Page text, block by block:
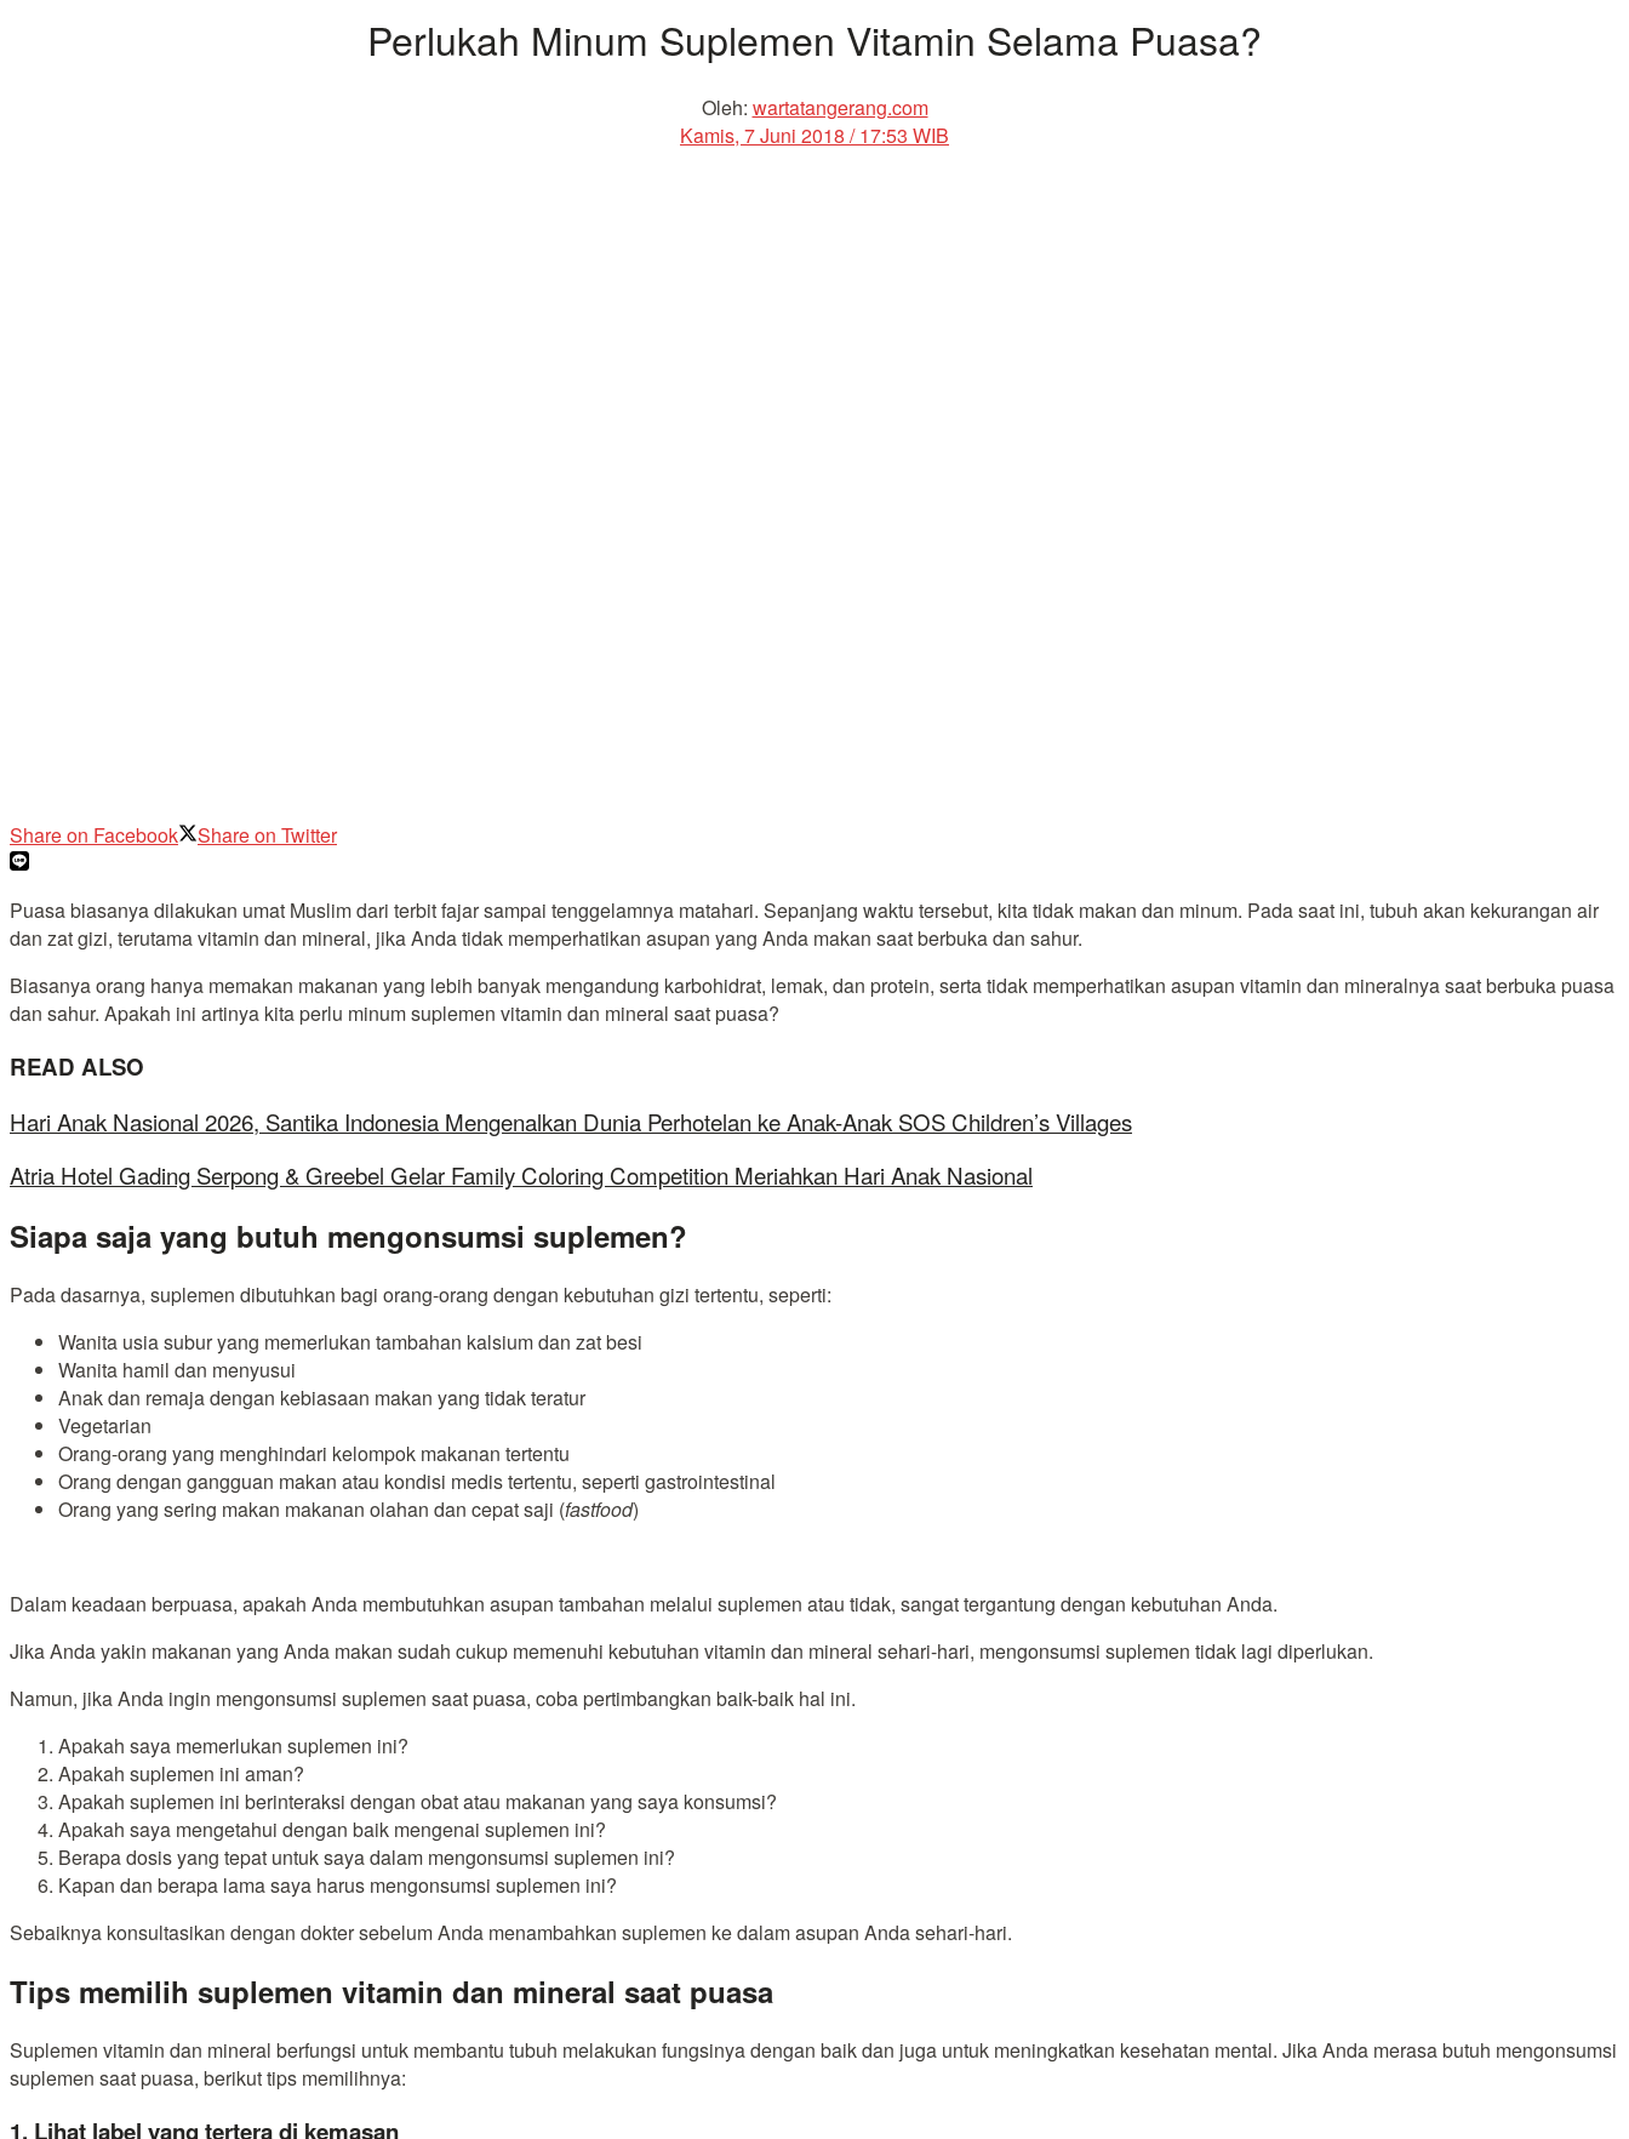
Perlukah Minum Suplemen Vitamin Selama Puasa?
Oleh: wartatangerang.com
Kamis, 7 Juni 2018 / 17:53 WIB
Share on Facebook Share on Twitter
Puasa biasanya dilakukan umat Muslim dari terbit fajar sampai tenggelamnya matahari. Sepanjang waktu tersebut, kita tidak makan dan minum. Pada saat ini, tubuh akan kekurangan air
dan zat gizi, terutama vitamin dan mineral, jika Anda tidak memperhatikan asupan yang Anda makan saat berbuka dan sahur.
Biasanya orang hanya memakan makanan yang lebih banyak mengandung karbohidrat, lemak, dan protein, serta tidak memperhatikan asupan vitamin dan mineralnya saat berbuka puasa
dan sahur. Apakah ini artinya kita perlu minum suplemen vitamin dan mineral saat puasa?
READ ALSO
Hari Anak Nasional 2026, Santika Indonesia Mengenalkan Dunia Perhotelan ke Anak-Anak SOS Children’s Villages
Atria Hotel Gading Serpong & Greebel Gelar Family Coloring Competition Meriahkan Hari Anak Nasional
Siapa saja yang butuh mengonsumsi suplemen?
Pada dasarnya, suplemen dibutuhkan bagi orang-orang dengan kebutuhan gizi tertentu, seperti:
Wanita usia subur yang memerlukan tambahan kalsium dan zat besi
Wanita hamil dan menyusui
Anak dan remaja dengan kebiasaan makan yang tidak teratur
Vegetarian
Orang-orang yang menghindari kelompok makanan tertentu
Orang dengan gangguan makan atau kondisi medis tertentu, seperti gastrointestinal
Orang yang sering makan makanan olahan dan cepat saji (fastfood)
Dalam keadaan berpuasa, apakah Anda membutuhkan asupan tambahan melalui suplemen atau tidak, sangat tergantung dengan kebutuhan Anda.
Jika Anda yakin makanan yang Anda makan sudah cukup memenuhi kebutuhan vitamin dan mineral sehari-hari, mengonsumsi suplemen tidak lagi diperlukan.
Namun, jika Anda ingin mengonsumsi suplemen saat puasa, coba pertimbangkan baik-baik hal ini.
Apakah saya memerlukan suplemen ini?
Apakah suplemen ini aman?
Apakah suplemen ini berinteraksi dengan obat atau makanan yang saya konsumsi?
Apakah saya mengetahui dengan baik mengenai suplemen ini?
Berapa dosis yang tepat untuk saya dalam mengonsumsi suplemen ini?
Kapan dan berapa lama saya harus mengonsumsi suplemen ini?
Sebaiknya konsultasikan dengan dokter sebelum Anda menambahkan suplemen ke dalam asupan Anda sehari-hari.
Tips memilih suplemen vitamin dan mineral saat puasa
Suplemen vitamin dan mineral berfungsi untuk membantu tubuh melakukan fungsinya dengan baik dan juga untuk meningkatkan kesehatan mental. Jika Anda merasa butuh mengonsumsi
suplemen saat puasa, berikut tips memilihnya:
1. Lihat label yang tertera di kemasan